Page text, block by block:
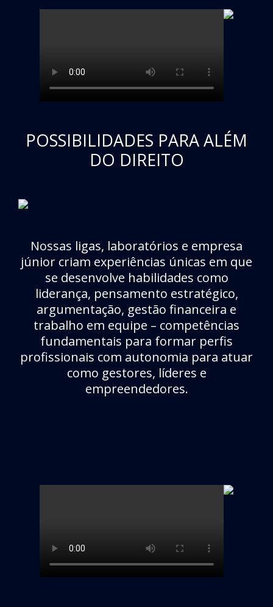
POSSIBILIDADES PARA ALÉM
DO DIREITO
Nossas ligas, laboratórios e empresa
júnior criam experiências únicas em que
se desenvolve habilidades como
liderança, pensamento estratégico,
argumentação, gestão financeira e
trabalho em equipe – competências
fundamentais para formar perfis
profissionais com autonomia para atuar
como gestores, líderes e
empreendedores.